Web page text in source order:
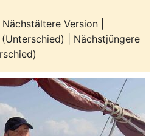
Version |
| Nächstjüngere